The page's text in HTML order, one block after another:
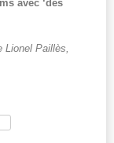
avec ‘des
Lionel Paillès,